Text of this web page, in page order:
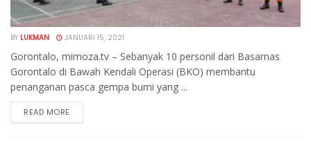
BY LUKMAN JANUARI 15, 2021
Gorontalo, mimoza.tv – Sebanyak 10 personil dari Basarnas
Gorontalo di Bawah Kendali Operasi (BKO) membantu
penanganan pasca gempa bumi yang ...
READ MORE